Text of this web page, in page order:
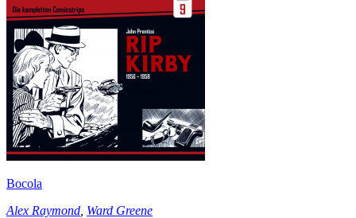
Bocola
Alex Raymond Ward Greene